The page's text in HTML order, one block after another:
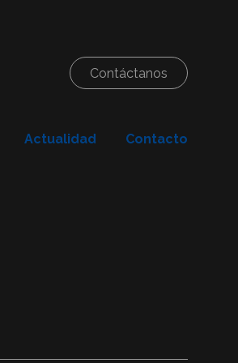
Contáctanos
Actualidad Contacto